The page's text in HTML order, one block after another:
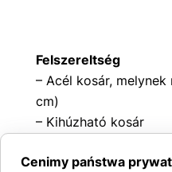
Felszereltség
– Acél kosár, melynek
cm)
– Kihúzható kosár
kapuval
Cenimy państwa